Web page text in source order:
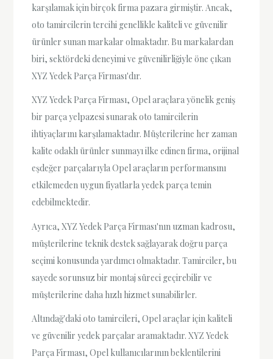
karşılamak için birçok firma pazara girmiştir. Ancak,
oto tamircilerin tercihi genellikle kaliteli ve güvenilir
ürünler sunan markalar olmaktadır. Bu markalardan
biri, sektördeki deneyimi ve güvenilirliğiyle öne çıkan
XYZ Yedek Parça Firması'dır.
XYZ Yedek Parça Firması, Opel araçlara yönelik geniş
bir parça yelpazesi sunarak oto tamircilerin
ihtiyaçlarını karşılamaktadır. Müşterilerine her zaman
kalite odaklı ürünler sunmayı ilke edinen firma, orijinal
eşdeğer parçalarıyla Opel araçların performansını
etkilemeden uygun fiyatlarla yedek parça temin
edebilmektedir.
Ayrıca, XYZ Yedek Parça Firması'nın uzman kadrosu,
müşterilerine teknik destek sağlayarak doğru parça
seçimi konusunda yardımcı olmaktadır. Tamirciler, bu
sayede sorunsuz bir montaj süreci geçirebilir ve
müşterilerine daha hızlı hizmet sunabilirler.
Altındağ'daki oto tamircileri, Opel araçlar için kaliteli
ve güvenilir yedek parçalar aramaktadır. XYZ Yedek
Parça Firması, Opel kullanıcılarının beklentilerini